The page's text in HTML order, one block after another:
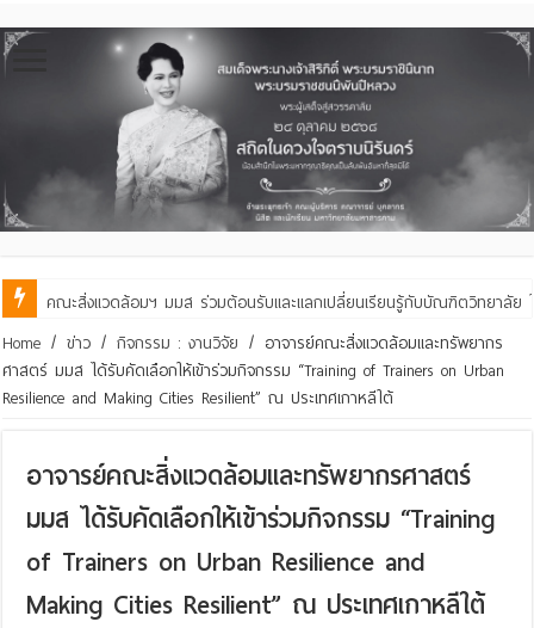
คณะสิ่งแวดล้อมฯ มมส ร่วมต้อนรับและแลกเปลี่ยนเรียนรู้กับบัณฑิตวิทยาลัย ใน
Home / ข่าว / กิจกรรม : งานวิจัย / อาจารย์คณะสิ่งแวดล้อมและทรัพยากร
ศาสตร์ มมส ได้รับคัดเลือกให้เข้าร่วมกิจกรรม “Training of Trainers on Urban
Resilience and Making Cities Resilient” ณ ประเทศเกาหลีใต้
อาจารย์คณะสิ่งแวดล้อมและทรัพยากรศาสตร์
มมส ได้รับคัดเลือกให้เข้าร่วมกิจกรรม “Training
of Trainers on Urban Resilience and
Making Cities Resilient” ณ ประเทศเกาหลีใต้